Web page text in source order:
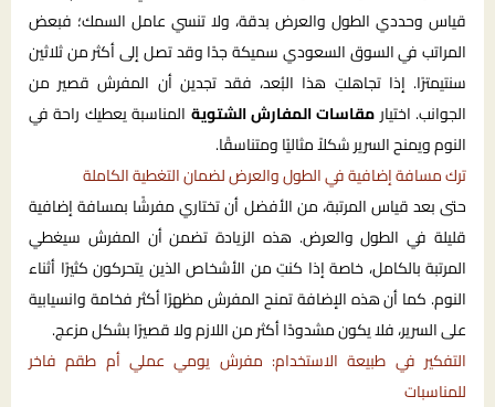
قياس وحددي الطول والعرض بدقة، ولا تنسي عامل السمك؛ فبعض
المراتب في السوق السعودي سميكة جدًا وقد تصل إلى أكثر من ثلاثين
سنتيمترًا. إذا تجاهلتِ هذا البُعد، فقد تجدين أن المفرش قصير من
الجوانب. اختيار مقاسات المفارش الشتوية المناسبة يعطيك راحة في
النوم ويمنح السرير شكلاً مثاليًا ومتناسقًا.
ترك مسافة إضافية في الطول والعرض لضمان التغطية الكاملة
حتى بعد قياس المرتبة، من الأفضل أن تختاري مفرشًا بمسافة إضافية
قليلة في الطول والعرض. هذه الزيادة تضمن أن المفرش سيغطي
المرتبة بالكامل، خاصة إذا كنتِ من الأشخاص الذين يتحركون كثيرًا أثناء
النوم. كما أن هذه الإضافة تمنح المفرش مظهرًا أكثر فخامة وانسيابية
على السرير، فلا يكون مشدودًا أكثر من اللازم ولا قصيرًا بشكل مزعج.
التفكير في طبيعة الاستخدام: مفرش يومي عملي أم طقم فاخر
للمناسبات